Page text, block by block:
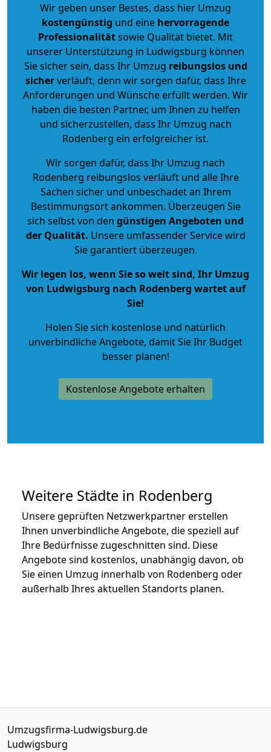
Wir geben unser Bestes, dass hier Umzug
kostengünstig und eine hervorragende
Professionalitätsowie Qualität bietet. Mit
unserer Unterstützung in Ludwigsburg können
Sie sicher sein, dass Ihr Umzug reibungslos und
sicherverläuft, denn wir sorgen dafür, dass Ihre
Anforderungen und Wünsche erfüllt werden. Wir
haben die besten Partner, um Ihnen zu helfen
und sicherzustellen, dass Ihr Umzug nach
Rodenberg ein erfolgreicher ist.
Wir sorgen dafür, dass Ihr Umzug nach
Rodenberg reibungslos verläuft und alle Ihre
Sachen sicher und unbeschadet an Ihrem
Bestimmungsort ankommen. Überzeugen Sie
sich selbst von den günstigen Angeboten und
der Qualität. Unsere umfassender Service wird
Sie garantiert überzeugen.
Wir legen los, wenn Sie so weit sind, Ihr Umzug
von Ludwigsburg nach Rodenberg wartet auf
Sie!
Holen Sie sich kostenlose und natürlich
unverbindliche Angebote, damit Sie Ihr Budget
besser planen!
Kostenlose Angebote erhalten
Weitere Städte in Rodenberg
Unsere geprüften Netzwerkpartner erstellen
Ihnen unverbindliche Angebote, die speziell auf
Ihre Bedürfnisse zugeschnitten sind. Diese
Angebote sind kostenlos, unabhängig davon, ob
Sie einen Umzug innerhalb von Rodenberg oder
außerhalb Ihres aktuellen Standorts planen.
Umzugsfirma-Ludwigsburg.de
Ludwigsburg